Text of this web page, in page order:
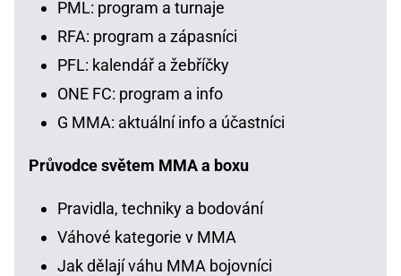
PML: program a turnaje
RFA: program a zápasníci
PFL: kalendář a žebříčky
ONE FC: program a info
G MMA: aktuální info a účastníci
Průvodce světem MMA a boxu
Pravidla, techniky a bodování
Váhové kategorie v MMA
Jak dělají váhu MMA bojovníci